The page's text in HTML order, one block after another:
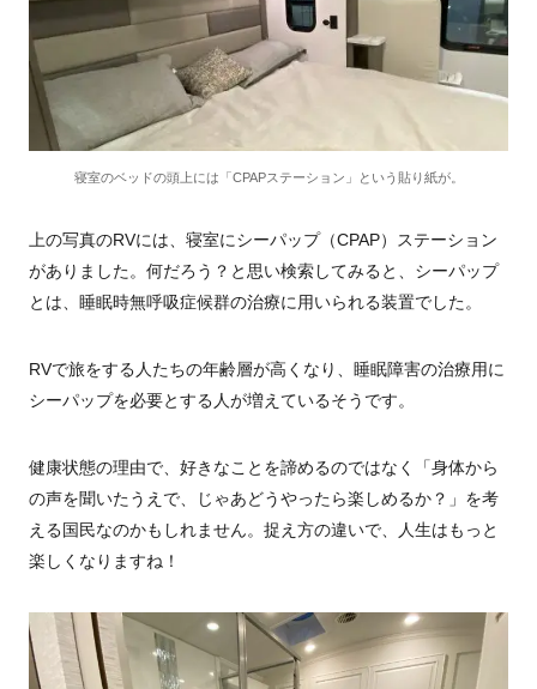
寝室のベッドの頭上には「CPAPステーション」という貼り紙が。
上の写真のRVには、寝室にシーパップ（CPAP）ステーション
がありました。何だろう？と思い検索してみると、シーパップ
とは、睡眠時無呼吸症候群の治療に用いられる装置でした。
RVで旅をする人たちの年齢層が高くなり、睡眠障害の治療用に
シーパップを必要とする人が増えているそうです。
健康状態の理由で、好きなことを諦めるのではなく「身体から
の声を聞いたうえで、じゃあどうやったら楽しめるか？」を考
える国民なのかもしれません。捉え方の違いで、人生はもっと
楽しくなりますね！